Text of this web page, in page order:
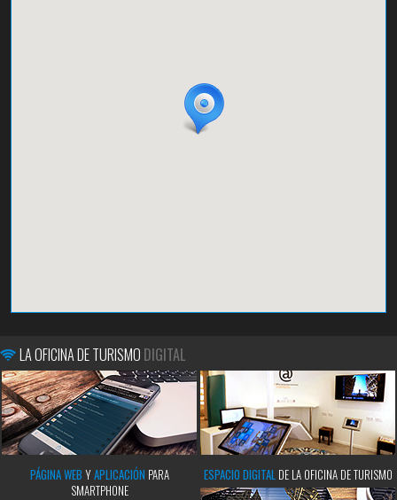
LA OFICINA DE TURISMO DIGITAL
PÁGINA WEB YAPLICACIÓN PARA
SMARTPHONE
ESPACIO DIGITAL DE LA OFICINA DE TURISMO